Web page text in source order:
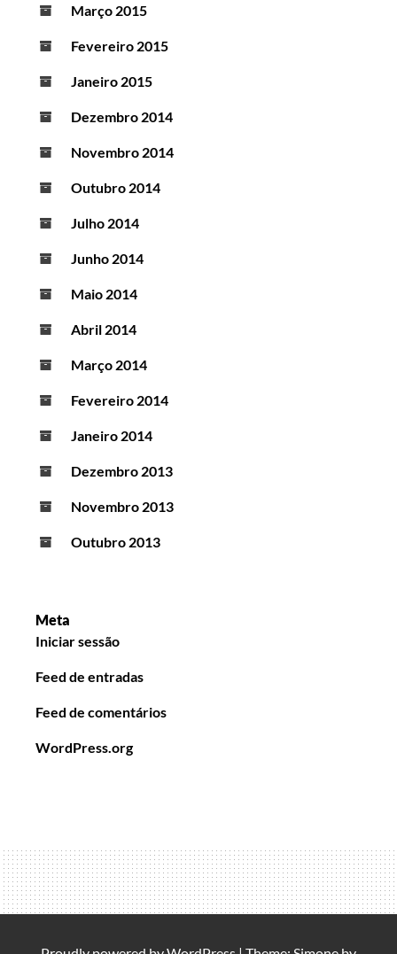
Março 2015
Fevereiro 2015
Janeiro 2015
Dezembro 2014
Novembro 2014
Outubro 2014
Julho 2014
Junho 2014
Maio 2014
Abril 2014
Março 2014
Fevereiro 2014
Janeiro 2014
Dezembro 2013
Novembro 2013
Outubro 2013
Meta
Iniciar sessão
Feed de entradas
Feed de comentários
WordPress.org